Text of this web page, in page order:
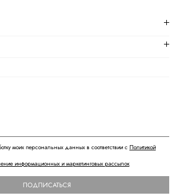
моих персональных данных в соответствии с Политикой
информационных и маркетинговых рассылок
ПОДПИСАТЬСЯ